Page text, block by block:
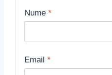
Nume *
Email *